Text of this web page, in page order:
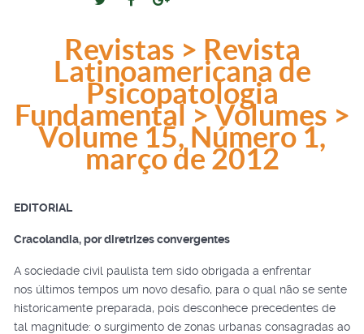
Revistas > Revista
Latinoamericana de
Psicopatologia
Fundamental > Volumes >
Volume 15, Número 1,
março de 2012
EDITORIAL
Cracolandia, por diretrizes convergentes
A sociedade civil paulista tem sido obrigada a enfrentar
nos últimos tempos um novo desafio, para o qual não se sente
historicamente preparada, pois desconhece precedentes de
tal magnitude: o surgimento de zonas urbanas consagradas ao